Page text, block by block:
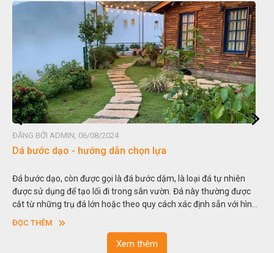
ĐĂNG BỞI ADMIN, 06/08/2024
Đá non bộ - cách lựa chọn non bộ đẹp
Hòn non bộ được biết đến là một nghệ thuật xây dựng, sắp đặt,
thu nhỏ, đưa mô hình những ngọn núi to lớn ngoài tự nhiên vào
trong các vườn cảnh. Hay nói một cách khác, người ta gọi là “giả
sơn”. Nghệ thuật hòn non bộ nhằm phục vụ cho mục đích
ĐỌC THÊM
Xem thêm